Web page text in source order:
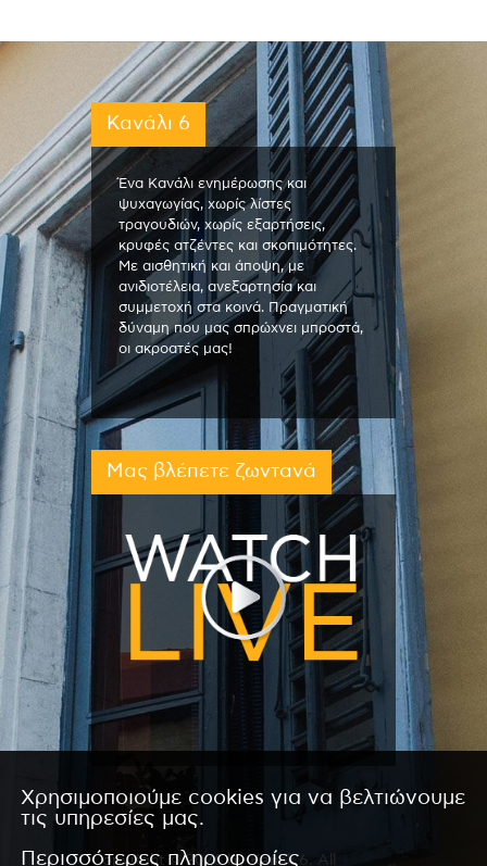
Κανάλι 6
Ένα Κανάλι ενημέρωσης και
ψυχαγωγίας, χωρίς λίστες
τραγουδιών, χωρίς εξαρτήσεις,
κρυφές ατζέντες και σκοπιμότητες.
Με αισθητική και άποψη, με
ανιδιοτέλεια, ανεξαρτησία και
συμμετοχή στα κοινά. Πραγματική
δύναμη που μας σπρώχνει μπροστά,
οι ακροατές μας!
Μας βλέπετε ζωντανά
Copyright © 2026 by Kanali 6. All
Χρησιμοποιούμε cookies για να βελτιώνουμε
τις υπηρεσίες μας.
Περισσότερες πληροφορίες